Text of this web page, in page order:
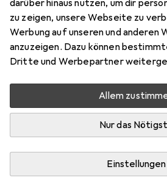
darüber hinaus nutzen, um dir
zu zeigen, unsere Webseite zu
Werbung auf unseren und anderen
anzuzeigen. Dazu können
Dritte und Werbepartner
Allem
Nur das
Einstellungen
Bewertungen
Mo, 10.8. geliefert
Mehr als 10 Stück an Lager
Lieferort angeben für genaue